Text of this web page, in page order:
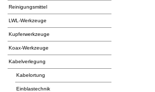
Reinigungsmittel
LWL-Werkzeuge
Kupferwerkzeuge
Koax-Werkzeuge
Kabelverlegung
Kabelortung
Einblastechnik